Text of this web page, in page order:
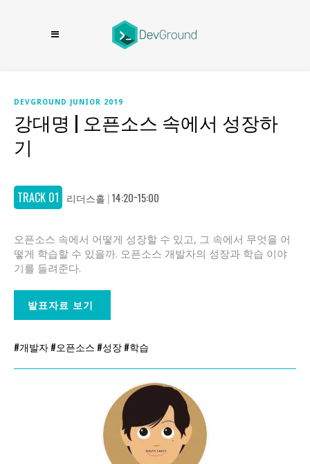
DEVGROUND JUNIOR 2019
강대명 | 오픈소스 속에서 성장하
기
TRACK 01 리더스홀 |14:20~15:00
오픈소스 속에서 어떻게 성장할 수 있고, 그 속에서 무엇을 어
떻게 학습할 수 있을까. 오픈소스 개발자의 성장과 학습 이야
기를 들려준다.
발표자료 보기
#개발자 #오픈소스 #성장 #학습